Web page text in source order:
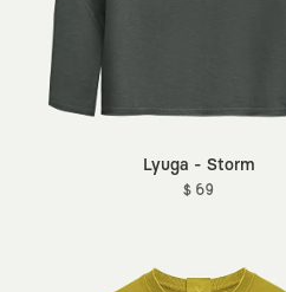
Lyuga - Storm
$ 69